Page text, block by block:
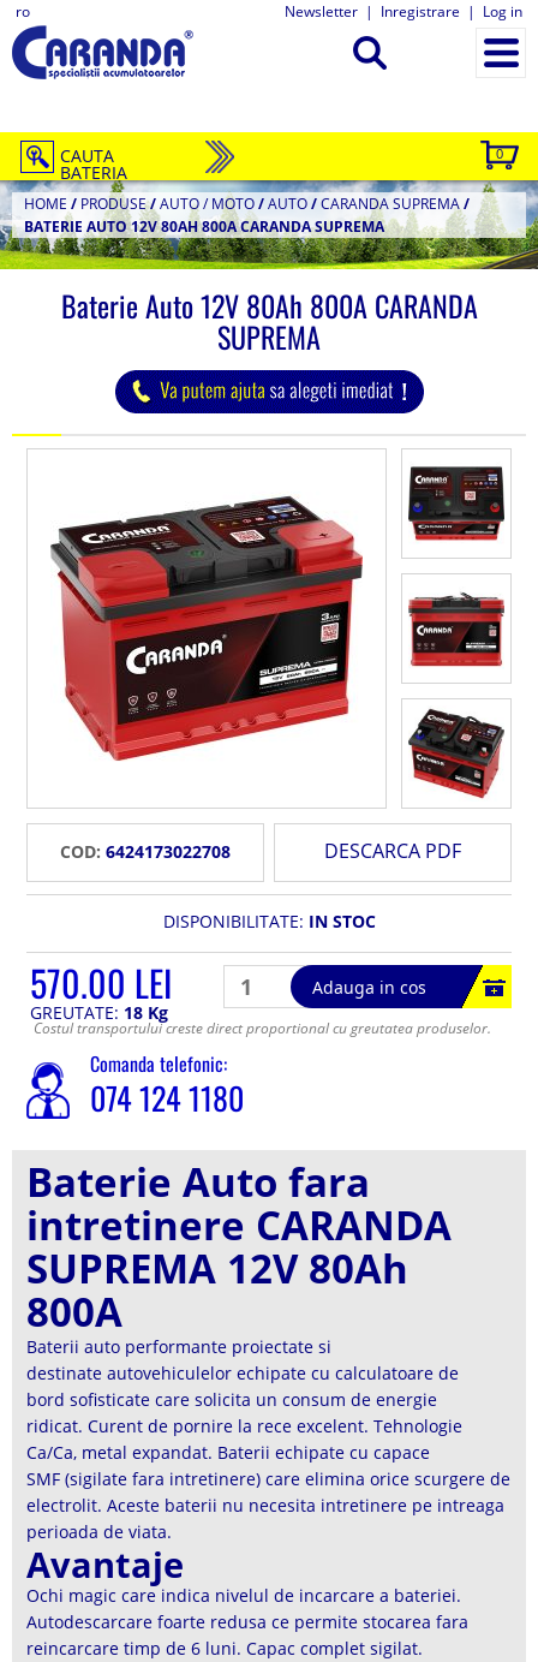
ro Newsletter | Inregistrare | Log in
0
CAUTA
BATERIA
HOME / PRODUSE/AUTO / MOTO/AUTO/CARANDA SUPREMA/
BATERIE AUTO 12V 80AH 800A CARANDA SUPREMA
Baterie Auto 12V 80Ah 800A CARANDA
SUPREMA
COD: 6424173022708 DESCARCA PDF
DISPONIBILITATE: IN STOC
570.00 LEI
Adauga in cos
GREUTATE: 18 Kg
Costul transportului creste direct proportional cu greutatea produselor.
Comanda telefonic:
074 124 1180
Baterie Auto fara
intretinere CARANDA
SUPREMA 12V 80Ah
800A
Baterii auto performante proiectate si
destinate autovehiculelor echipate cu calculatoare de
bord sofisticate care solicita un consum de energie
ridicat. Curent de pornire la rece excelent. Tehnologie
Ca/Ca, metal expandat. Baterii echipate cu capace
SMF (sigilate fara intretinere) care elimina orice scurgere de
electrolit. Aceste baterii nu necesita intretinere pe intreaga
perioada de viata.
Avantaje
Ochi magic care indica nivelul de incarcare a bateriei.
Autodescarcare foarte redusa ce permite stocarea fara
reincarcare timp de 6 luni. Capac complet sigilat.